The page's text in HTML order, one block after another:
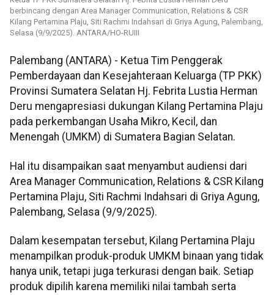
berbincang dengan Area Manager Communication, Relations & CSR
Kilang Pertamina Plaju, Siti Rachmi Indahsari di Griya Agung, Palembang,
Selasa (9/9/2025). ANTARA/HO-RUIII
Palembang (ANTARA) - Ketua Tim Penggerak
Pemberdayaan dan Kesejahteraan Keluarga (TP PKK)
Provinsi Sumatera Selatan Hj. Febrita Lustia Herman
Deru mengapresiasi dukungan Kilang Pertamina Plaju
pada perkembangan Usaha Mikro, Kecil, dan
Menengah (UMKM) di Sumatera Bagian Selatan.
Hal itu disampaikan saat menyambut audiensi dari
Area Manager Communication, Relations & CSR Kilang
Pertamina Plaju, Siti Rachmi Indahsari di Griya Agung,
Palembang, Selasa (9/9/2025).
Dalam kesempatan tersebut, Kilang Pertamina Plaju
menampilkan produk-produk UMKM binaan yang tidak
hanya unik, tetapi juga terkurasi dengan baik. Setiap
produk dipilih karena memiliki nilai tambah serta